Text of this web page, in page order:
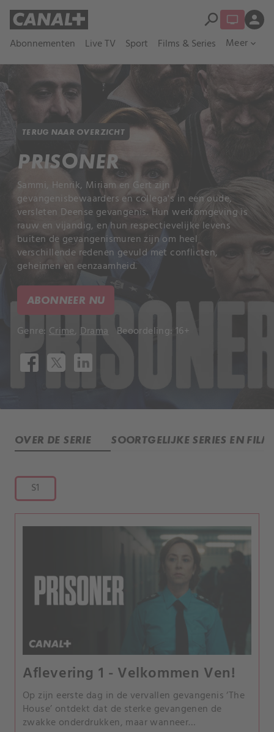
Abonnementen Live TV Sport Films & Series Meer expand_more
search person
TERUG NAAR OVERZICHT
PRISONER
Sammi, Henrik, Miriam en Gert zijn
gevangenisbewaarders en collega's in een oude,
versleten Deense gevangenis. Hun werkomgeving is
rauw en vijandig, en hun respectievelijke levens
buiten de gevangenismuren zijn om heel
verschillende redenen gevuld met conflicten,
geheimen en eenzaamheid.
ABONNEER NU
Genre: Crime, Drama Beoordeling: 16+
OVER DE SERIE SOORTGELIJKE SERIES EN
S1
Aflevering 1 - Velkommen Ven!
Op zijn eerste dag in de vervallen gevangenis ‘The
House’ ontdekt dat de sterke gevangenen de
zwakke onderdrukken, maar wanneer